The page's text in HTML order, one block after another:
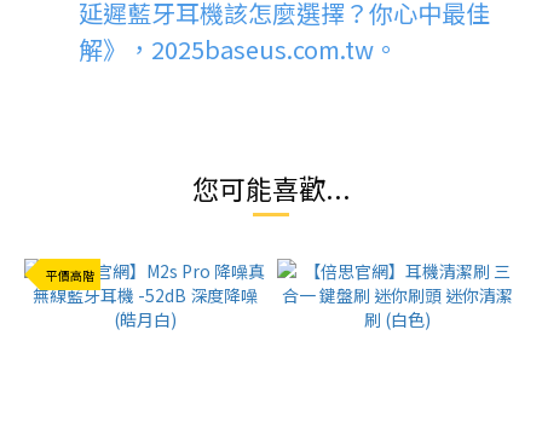
延遲藍牙耳機該怎麼選擇？你心中最佳
解》，2025baseus.com.tw 。
您可能喜歡...
平價高階